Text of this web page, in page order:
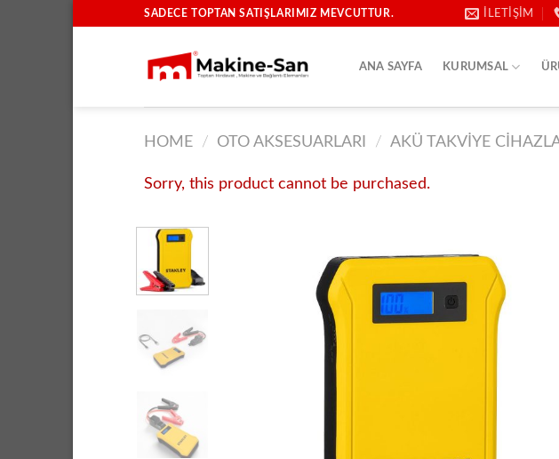
SADECE TOPTAN SATIŞLARIMIZ MEVCUTTUR. İLETIŞIM
ANA SAYFA KURUMSAL
HOME / OTO AKSESUARLARI / AKÜ TAKVIYE
Sorry, this product cannot be purchased.